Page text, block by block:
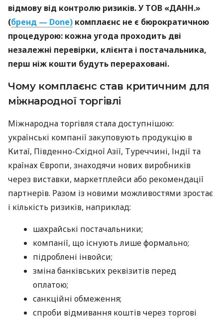
відмову від контролю ризиків. У ТОВ «ДАНН.»
(бренд — Done) комплаєнс не є бюрократичною
процедурою: кожна угода проходить дві
незалежні перевірки, клієнта і постачальника,
перш ніж кошти будуть перераховані.
Чому комплаєнс став критичним для
міжнародної торгівлі
Міжнародна торгівля стала доступнішою:
українські компанії закуповують продукцію в
Китаї, Південно-Східної Азії, Туреччині, Індії та
країнах Європи, знаходячи нових виробників
через виставки, маркетплейси або рекомендації
партнерів. Разом із новими можливостями зростає
і кількість ризиків, наприклад:
шахрайські постачальники;
компанії, що існують лише формально;
підроблені інвойси;
зміна банківських реквізитів перед
оплатою;
санкційні обмеження;
спроби відмивання коштів через торгові